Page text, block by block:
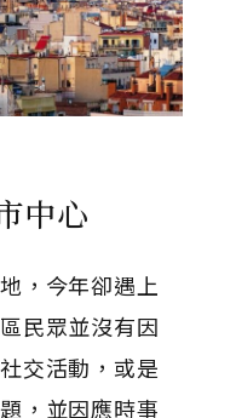
中心
，今年卻遇上
民眾並沒有因
交活動，或是
，並因應時事